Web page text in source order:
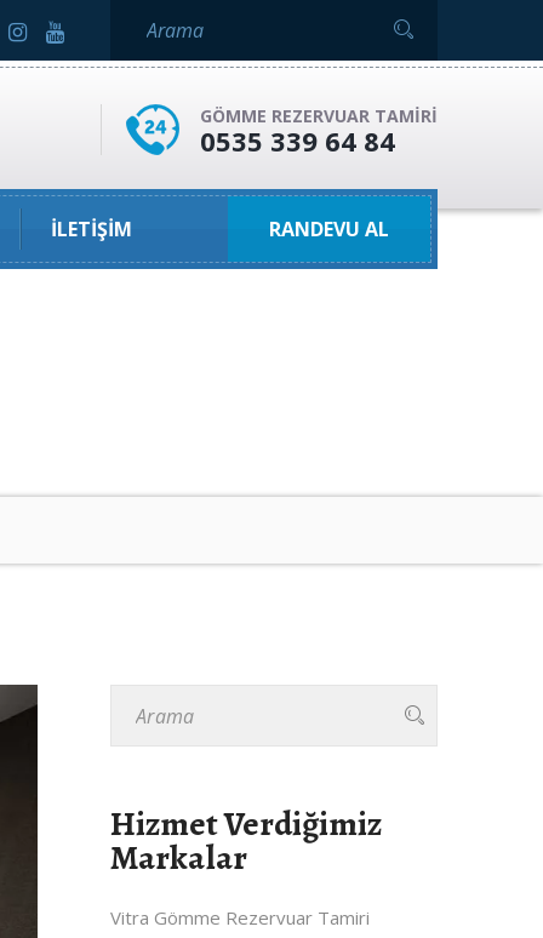
GÖMME REZERVUAR TAMIRI
0535 339 64 84
İLETIŞIM RANDEVU AL
Hizmet Verdiğimiz
Markalar
Vitra Gömme Rezervuar Tamiri